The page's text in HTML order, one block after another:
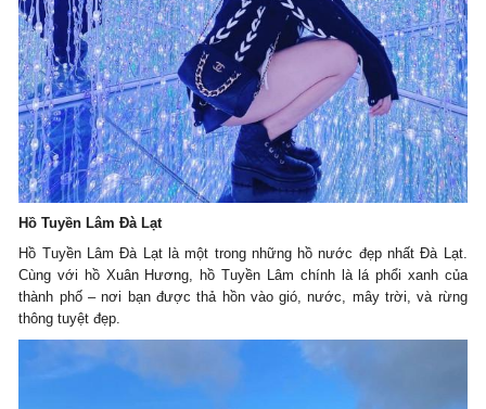
Hồ Tuyền Lâm Đà Lạt
Hồ Tuyền Lâm Đà Lạt là một trong những hồ nước đẹp nhất Đà Lạt.
Cùng với hồ Xuân Hương, hồ Tuyền Lâm chính là lá phổi xanh của
thành phố – nơi bạn được thả hồn vào gió, nước, mây trời, và rừng
thông tuyệt đẹp.